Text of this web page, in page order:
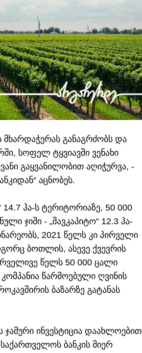
განაგრძობს და
სოფელ ტყვიავში ვენახი
გაყვანილობით აღიჭურვა, -
აცნობეს.
14.7 ჰა-ს ტერიტორიაზე, 50 000
ჯიში - „შავკაპიტო“ 12.3 ჰა-
2021 წელს კი პირველი
ბოთლის, ასევე ქვევრის
წელს 50 000 ცალი
წარმოებული ღვინის
ბაზარზე გატანას
ინვესტიცია დაახლოებით
საქართველოს ბანკის მიერ